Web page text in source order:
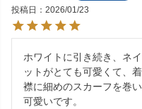
投稿日
2026/01/23
ホワイトに引き続き、ネ
ットがとても可愛くて、
襟に細めのスカーフを巻
可愛いです。